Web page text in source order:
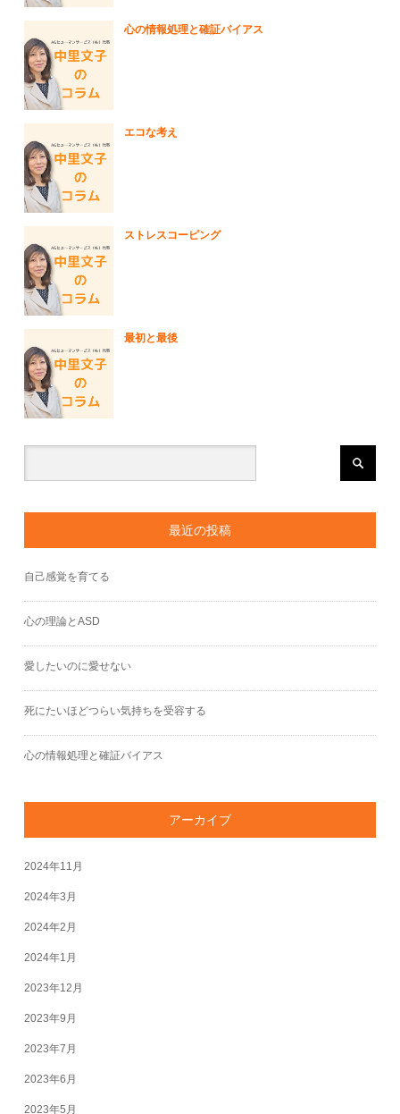
心の情報処理と確証バイアス
エコな考え
ストレスコーピング
最初と最後
最近の投稿
自己感覚を育てる
心の理論とASD
愛したいのに愛せない
死にたいほどつらい気持ちを受容する
心の情報処理と確証バイアス
アーカイブ
2024年11月
2024年3月
2024年2月
2024年1月
2023年12月
2023年9月
2023年7月
2023年6月
2023年5月